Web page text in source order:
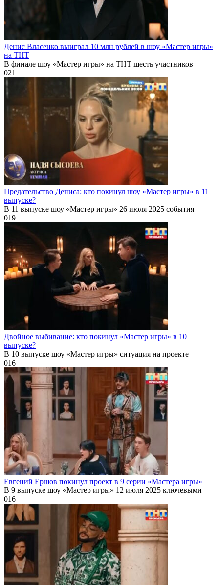
Денис Власенко выиграл 10 млн рублей в шоу «Мастер игры»
на ТНТ
В финале шоу «Мастер игры» на ТНТ шесть участников
021
Предательство Дениса: кто покинул шоу «Мастер игры» в 11
выпуске?
В 11 выпуске шоу «Мастер игры» 26 июля 2025 события
019
Двойное выбивание: кто покинул «Мастер игры» в 10
выпуске?
В 10 выпуске шоу «Мастер игры» ситуация на проекте
016
Евгений Ершов покинул проект в 9 серии «Мастера игры»
В 9 выпуске шоу «Мастер игры» 12 июля 2025 ключевыми
016